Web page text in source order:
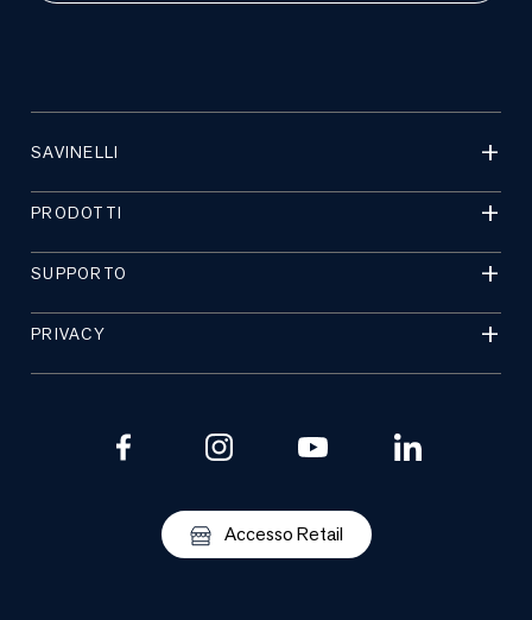
SAVINELLI
PRODOTTI
SUPPORTO
PRIVACY
Accesso Retail